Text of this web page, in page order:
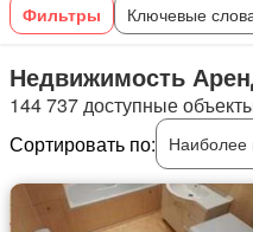
Фильтры Ключевые
Недвижимость
144 737 доступные
Сортировать по: